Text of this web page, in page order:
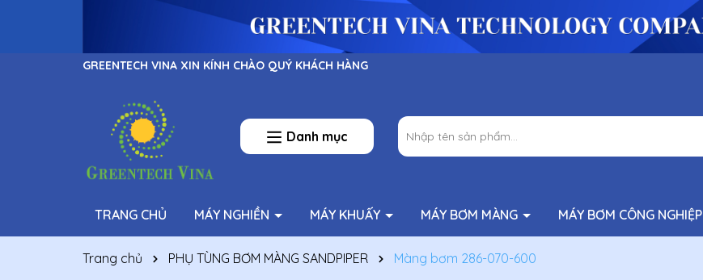
GREENTECH VINA XIN KÍNH CHÀO QUÝ KHÁCH HÀNG
Danh mục
TRANG CHỦ MÁY NGHIỀN MÁY KHUẤY MÁY BƠM MÀNG MÁY BƠM CÔNG NGHIỆP
Trang chủ PHỤ TÙNG BƠM MÀNG SANDPIPER Màng bơm 286-070-600